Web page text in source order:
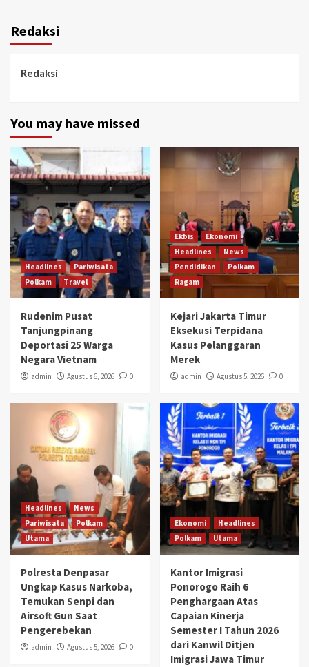
Redaksi
Redaksi
You may have missed
Headlines
Pariwisata
Polkam
Travel
Rudenim Pusat
Tanjungpinang
Deportasi 25 Warga
Negara Vietnam
admin Agustus 6, 2026 0
Ekbis
Ekonomi
Headlines
News
Pendidikan
Polkam
Ragam
Kejari Jakarta Timur
Eksekusi Terpidana
Kasus Pelanggaran
Merek
admin Agustus 5, 2026 0
Headlines
News
Pariwisata
Polkam
Utama
Polresta Denpasar
Ungkap Kasus Narkoba,
Temukan Senpi dan
Airsoft Gun Saat
Pengerebekan
admin Agustus 5, 2026 0
Ekonomi
Headlines
Polkam
Utama
Kantor Imigrasi
Ponorogo Raih 6
Penghargaan Atas
Capaian Kinerja
Semester I Tahun 2026
dari Kanwil Ditjen
Imigrasi Jawa Timur